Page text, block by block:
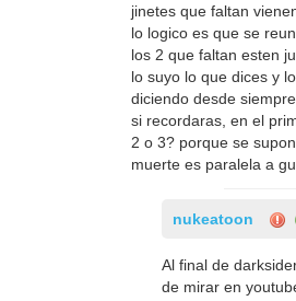
jinetes que faltan
lo logico es que se
los 2 que faltan esten
lo suyo lo que dices y
diciendo desde
si recordaras, en el
2 o 3? porque se
muerte es paralela a
nukeatoon
Al final de
de mirar en